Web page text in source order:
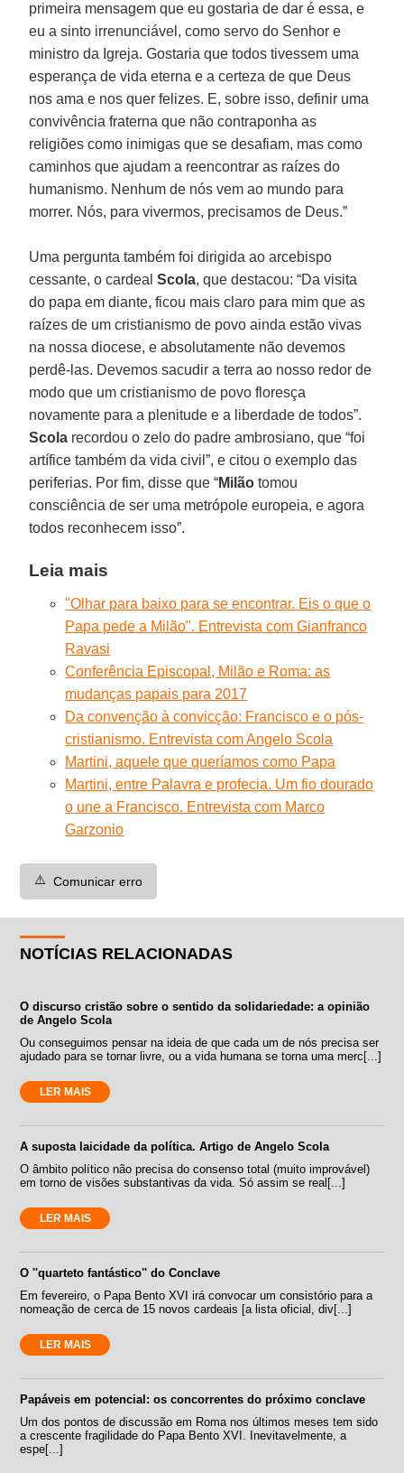
primeira mensagem que eu gostaria de dar é essa, e
eu a sinto irrenunciável, como servo do Senhor e
ministro da Igreja. Gostaria que todos tivessem uma
esperança de vida eterna e a certeza de que Deus
nos ama e nos quer felizes. E, sobre isso, definir uma
convivência fraterna que não contraponha as
religiões como inimigas que se desafiam, mas como
caminhos que ajudam a reencontrar as raízes do
humanismo. Nenhum de nós vem ao mundo para
morrer. Nós, para vivermos, precisamos de Deus.”
Uma pergunta também foi dirigida ao arcebispo
cessante, o cardealScola, que destacou: “Da visita
do papa em diante, ficou mais claro para mim que as
raízes de um cristianismo de povo ainda estão vivas
na nossa diocese, e absolutamente não devemos
perdê-las. Devemos sacudir a terra ao nosso redor de
modo que um cristianismo de povo floresça
novamente para a plenitude e a liberdade de todos”.
Scola recordou o zelo do padre ambrosiano, que “foi
artífice também da vida civil”, e citou o exemplo das
periferias. Por fim, disse que “Milão tomou
consciência de ser uma metrópole europeia, e agora
todos reconhecem isso”.
Leia mais
"Olhar para baixo para se encontrar. Eis o que o
Papa pede a Milão". Entrevista com Gianfranco
Ravasi
Conferência Episcopal, Milão e Roma: as
mudanças papais para 2017
Da convenção à convicção: Francisco e o pós-
cristianismo. Entrevista com Angelo Scola
Martini, aquele que queríamos como Papa
Martini, entre Palavra e profecia. Um fio dourado
o une a Francisco. Entrevista com Marco
Garzonio
⚠️ Comunicar erro
NOTÍCIAS RELACIONADAS
O discurso cristão sobre o sentido da solidariedade: a opinião
de Angelo Scola
Ou conseguimos pensar na ideia de que cada um de nós precisa ser
ajudado para se tornar livre, ou a vida humana se torna uma merc[...]
LER MAIS
A suposta laicidade da política. Artigo de Angelo Scola
O âmbito político não precisa do consenso total (muito improvável)
em torno de visões substantivas da vida. Só assim se real[...]
LER MAIS
O ''quarteto fantástico'' do Conclave
Em fevereiro, o Papa Bento XVI irá convocar um consistório para a
nomeação de cerca de 15 novos cardeais [a lista oficial, div[...]
LER MAIS
Papáveis em potencial: os concorrentes do próximo conclave
Um dos pontos de discussão em Roma nos últimos meses tem sido
a crescente fragilidade do Papa Bento XVI. Inevitavelmente, a
espe[...]